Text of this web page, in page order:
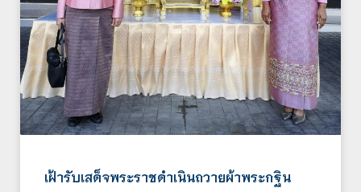
เฝ้ารับเสด็จพระราชดำเนินถวายผ้าพระกฐิน